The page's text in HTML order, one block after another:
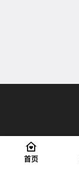
首页